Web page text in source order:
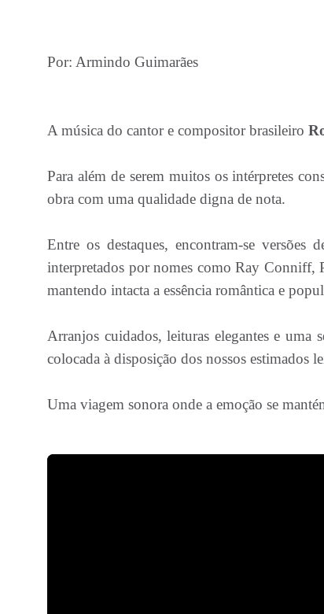
Por: Armindo Guimarães
A música do cantor e compositor brasileiro
Para além de serem muitos os intérpretes
obra com uma qualidade digna de nota.
Entre os destaques, encontram-se versões
interpretados por nomes como Ray Conniff,
mantendo intacta a essência romântica e
Arranjos cuidados, leituras elegantes e uma
colocada à disposição dos nossos estimados
Uma viagem sonora onde a emoção se